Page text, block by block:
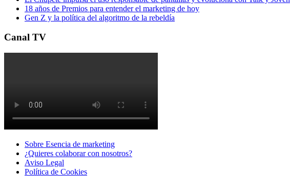
18 años de Premios para entender el marketing de hoy
Gen Z y la política del algoritmo de la rebeldía
Canal TV
Sobre Esencia de marketing
¿Quieres colaborar con nosotros?
Aviso Legal
Polí­tica de Cookies